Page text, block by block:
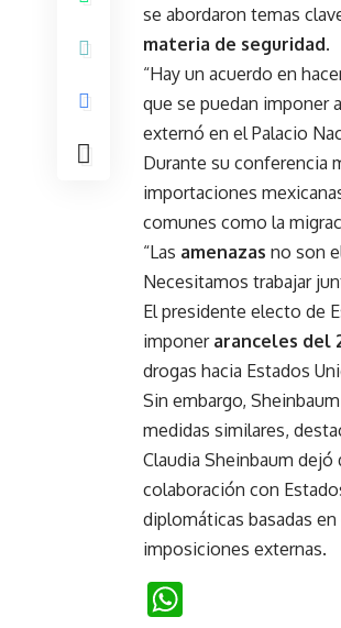
se abordaron temas
materia de seguridad.
“Hay un acuerdo en
que se puedan imponer
externó en el Palacio
Durante su conferencia
importaciones
comunes como la
“Las amenazas no son
Necesitamos trabajar
El presidente electo de
imponer aranceles del
drogas hacia Estados
Sin embargo,
medidas similares,
Claudia Sheinbaum
colaboración con
diplomáticas basadas
imposiciones externas.